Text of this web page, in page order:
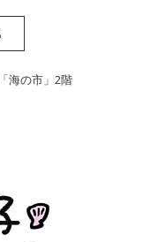
海の市」2階